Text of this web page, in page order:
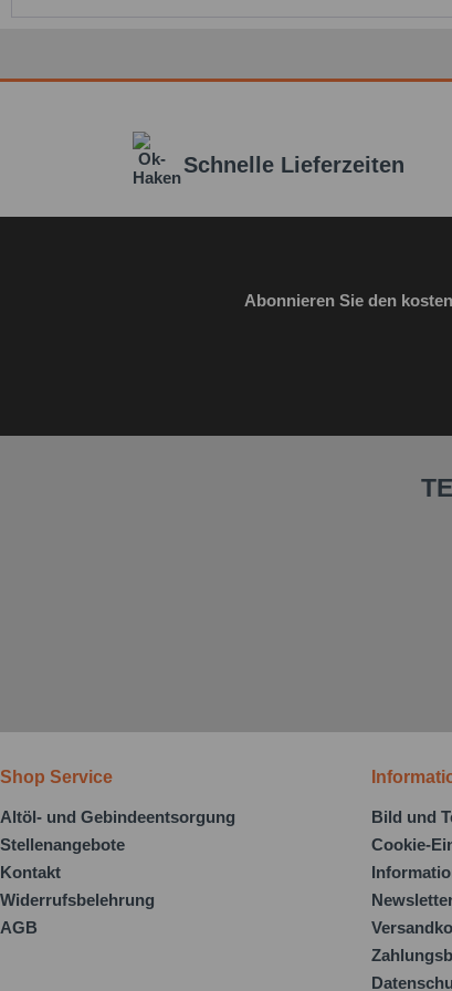
Schnelle Lieferzeiten
Abonnieren Sie den
Shop Service
Altöl- und Gebindeentsorgung
Stellenangebote
Kontakt
Widerrufsbelehrung
AGB
Bild und
Cookie-